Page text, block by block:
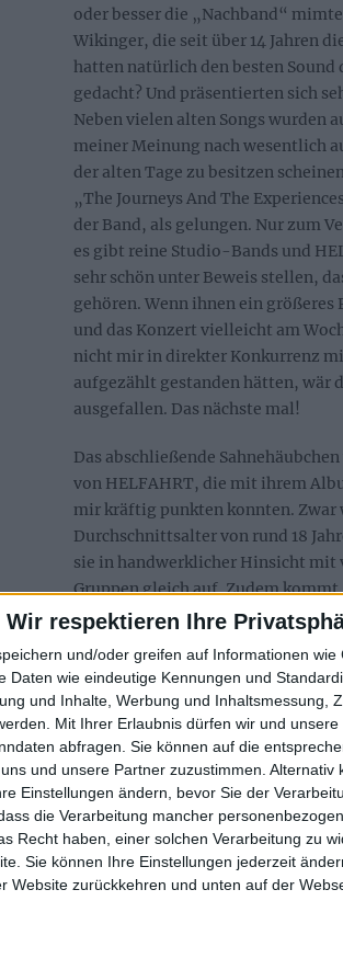
Wir respektieren Ihre
und/oder greifen auf Informationen
Daten wie eindeutige Kennungen und
und Inhalte, Werbung und Inhaltsmessung,
Mit Ihrer Erlaubnis dürfen wir und
abfragen. Sie können auf die
und unsere Partner zuzustimmen. Alternativ
Einstellungen ändern, bevor Sie der
die Verarbeitung mancher
Recht haben, einer solchen Verarbeitung zu
Sie können Ihre Einstellungen jederzeit
Website zurückkehren und unten auf der
oder besser die „Nachband“
Wikinger, die seit über 14 Jahren
hatten natürlich den besten Sound
gedacht? Und präsentierten sich
Neben vielen alten Songs wurden
meiner Meinung nach wesentlich
der alten Tage zu besitzen
„The Journeys And The
der Band, als gelungen. Nur zum
es gibt reine Studio-Bands und
sehr schön unter Beweis stellen,
gehören. Wenn ihnen ein
und das Konzert vielleicht am
nicht mir in direkter Konkurrenz
aufgezählt gestanden hätten, wär
ausgefallen. Das nächste mal!
Das abschließende
von HELFAHRT, die mit ihrem
mir kräftig punkten konnten. Zwar
Durchschnittsalter von rund 18
sie in handwerklicher Hinsicht mit
Gruppen gleich auf. Zudem
Nach einem kurzen Intro folgte
folgten dem gleichen Gedanken
Heimreise an – Aufgrund dessen
von den Live-Qualitäten der Band
Jungs bald mal wieder in der
die Show nachholen kann. Prost.